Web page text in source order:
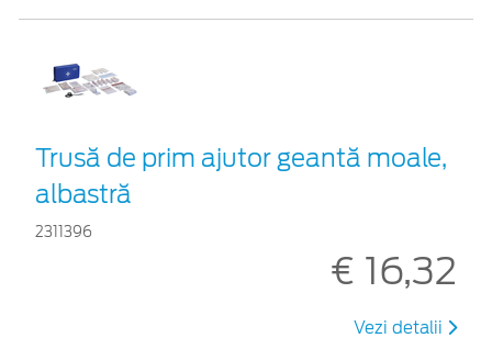
Trusă de prim ajutor geantă moale,
albastră
2311396
€ 16,32
Vezi detalii